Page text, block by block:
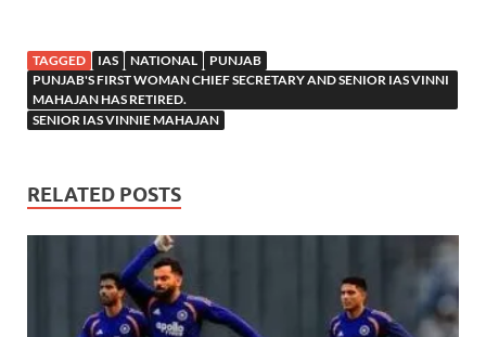
TAGGED IAS NATIONAL
PUNJAB
PUNJAB'S FIRST WOMAN CHIEF SECRETARY AND SENIOR IAS VINNI
MAHAJAN HAS RETIRED.
SENIOR IAS VINNIE MAHAJAN
RELATED POSTS